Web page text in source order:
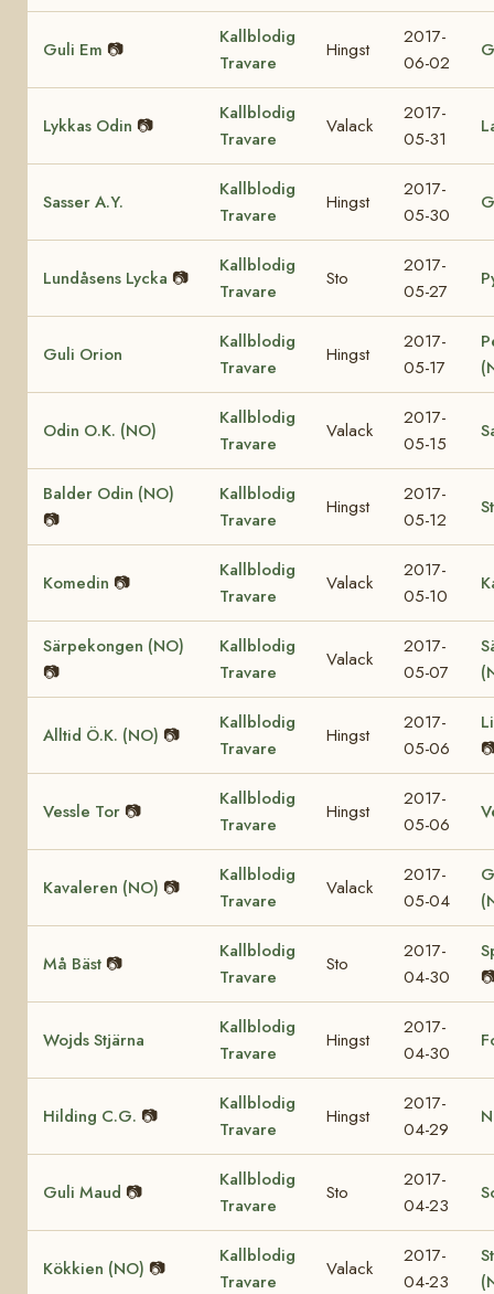
Guli Em 📷
Kallblodig
Travare
Hingst
2017-
06-02
Lykkas Odin 📷
Kallblodig
Travare
Valack
2017-
05-31
Sasser A.Y.
Kallblodig
Travare
Hingst
2017-
05-30
Lundåsens Lycka 📷
Kallblodig
Travare
Sto
2017-
05-27
Guli Orion
Kallblodig
Travare
Hingst
2017-
05-17
Odin O.K. (NO)
Kallblodig
Travare
Valack
2017-
05-15
Balder Odin (NO)
📷
Kallblodig
Travare
Hingst
2017-
05-12
Komedin 📷
Kallblodig
Travare
Valack
2017-
05-10
Särpekongen (NO)
📷
Kallblodig
Travare
Valack
2017-
05-07
Alltid Ö.K. (NO) 📷
Kallblodig
Travare
Hingst
2017-
05-06
Vessle Tor 📷
Kallblodig
Travare
Hingst
2017-
05-06
Kavaleren (NO) 📷
Kallblodig
Travare
Valack
2017-
05-04
Må Bäst 📷
Kallblodig
Travare
Sto
2017-
04-30
Wojds Stjärna
Kallblodig
Travare
Hingst
2017-
04-30
Hilding C.G. 📷
Kallblodig
Travare
Hingst
2017-
04-29
Guli Maud 📷
Kallblodig
Travare
Sto
2017-
04-23
Kökkien (NO) 📷
Kallblodig
Travare
Valack
2017-
04-23